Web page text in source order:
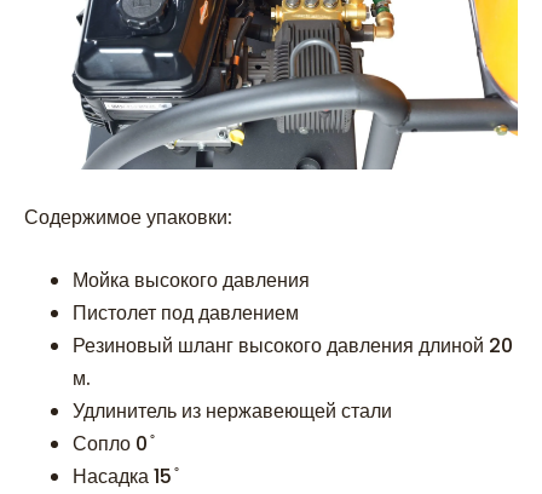
Содержимое упаковки:
Мойка высокого давления
Пистолет под давлением
Резиновый шланг высокого давления длиной 20
м.
Удлинитель из нержавеющей стали
Сопло 0 ̊
Насадка 15 ̊